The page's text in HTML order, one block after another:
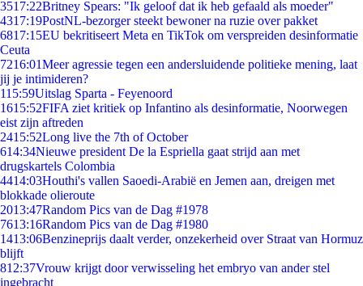
3517:22Britney Spears: "Ik geloof dat ik heb gefaald als moeder"
4317:19PostNL-bezorger steekt bewoner na ruzie over pakket
6817:15EU bekritiseert Meta en TikTok om verspreiden desinformatie
Ceuta
7216:01Meer agressie tegen een andersluidende politieke mening, laat
jij je intimideren?
115:59Uitslag Sparta - Feyenoord
1615:52FIFA ziet kritiek op Infantino als desinformatie, Noorwegen
eist zijn aftreden
2415:52Long live the 7th of October
614:34Nieuwe president De la Espriella gaat strijd aan met
drugskartels Colombia
4414:03Houthi's vallen Saoedi-Arabië en Jemen aan, dreigen met
blokkade olieroute
2013:47Random Pics van de Dag #1978
7613:16Random Pics van de Dag #1980
1413:06Benzineprijs daalt verder, onzekerheid over Straat van Hormuz
blijft
812:37Vrouw krijgt door verwisseling het embryo van ander stel
ingebracht